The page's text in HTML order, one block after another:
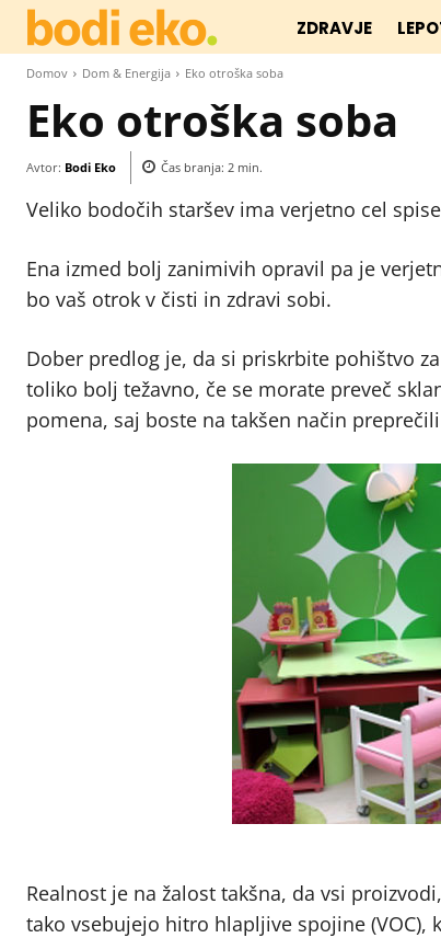
ZDRAVJE
Domov Dom & Energija Eko otroška soba
Eko otroška soba
Avtor: Bodi Eko Čas branja: 2 min.
Veliko bodočih staršev ima verjetno cel
Ena izmed bolj zanimivih opravil pa je
bo vaš otrok v čisti in zdravi sobi.
Dober predlog je, da si priskrbite pohištvo
toliko bolj težavno, če se morate preveč
pomena, saj boste na takšen način
Realnost je na žalost takšna, da vsi
tako vsebujejo hitro hlapljive spojine